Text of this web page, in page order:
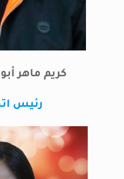
كريم ماهر
رئيس